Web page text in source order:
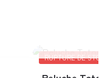
RUPTURE DE